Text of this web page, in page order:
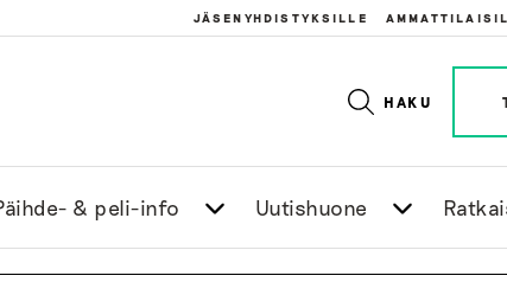
JÄSENYHDISTYKSILLE
HAKU
& peli-info Uutishuone